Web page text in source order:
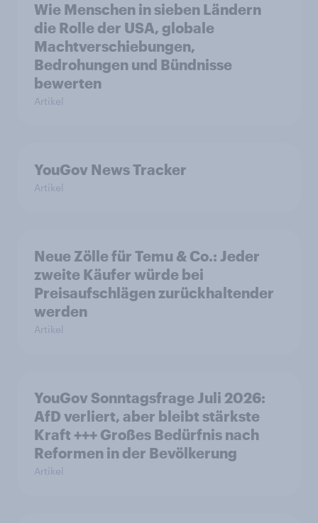
Wie Menschen in sieben Ländern
die Rolle der USA, globale
Machtverschiebungen,
Bedrohungen und Bündnisse
bewerten
Artikel
YouGov News Tracker
Artikel
Neue Zölle für Temu & Co.: Jeder
zweite Käufer würde bei
Preisaufschlägen zurückhaltender
werden
Artikel
YouGov Sonntagsfrage Juli 2026:
AfD verliert, aber bleibt stärkste
Kraft +++ Großes Bedürfnis nach
Reformen in der Bevölkerung
Artikel